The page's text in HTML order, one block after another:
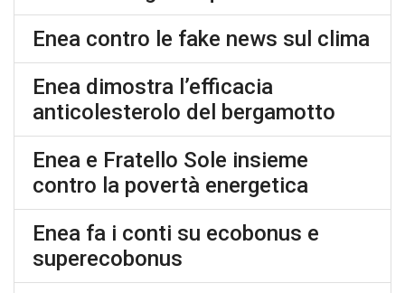
Enea contro le fake news sul clima
Enea dimostra l’efficacia
anticolesterolo del bergamotto
Enea e Fratello Sole insieme
contro la povertà energetica
Enea fa i conti su ecobonus e
superecobonus